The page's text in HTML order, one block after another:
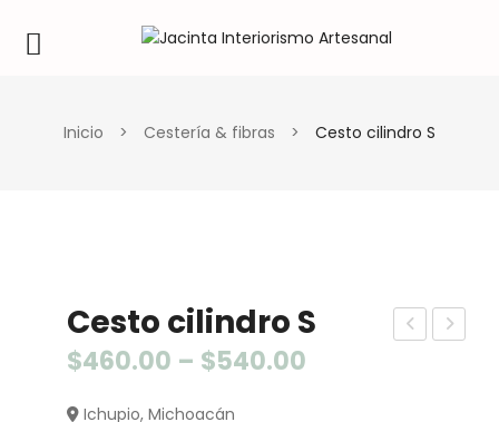
Inicio > Cestería & fibras > Cesto cilindro S
Cesto cilindro S
$460.00 – $540.00
Ichupio, Michoacán